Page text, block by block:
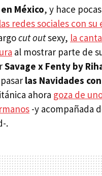
México, y hace
las redes sociales con su
cut outsexy, la
al mostrar parte de
Savage x Fenty by
las Navidades
ahora goza de
-y acompañada
.